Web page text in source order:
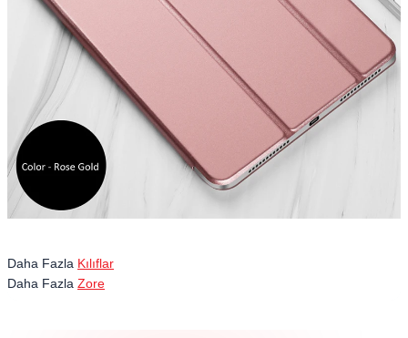
Daha Fazla Kılıflar
Daha Fazla Zore